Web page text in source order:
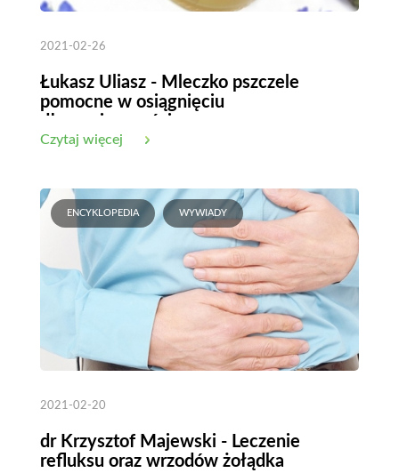
2021-02-26
Łukasz Uliasz - Mleczko pszczele
pomocne w osiągnięciu
Czytaj więcej
ENCYKLOPEDIA WYWIADY
2021-02-20
dr Krzysztof Majewski - Leczenie
refluksu oraz wrzodów żołądka